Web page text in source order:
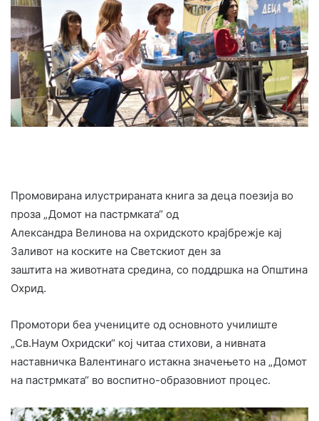
Промовирана илустрираната книга за деца поезија во
проза „Домот на пастрмката“ од
Александра Велинова на охридското крајбрежје кај
Заливот на коските на Светскиот ден за
заштита на животната средина, со поддршка на Општина
Охрид.
Промотори беа учениците од основното училиште
„Св.Наум Охридски“ кој читаа стихови, a нивната
наставничка Валентинаго истакна значењето на „Домот
на пастрмката“ во воспитно-образовниот процес.